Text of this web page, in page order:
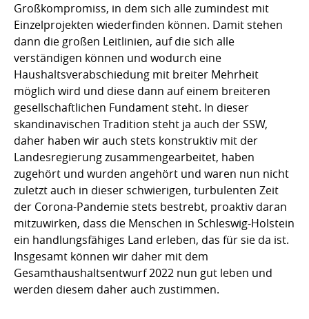
Großkompromiss, in dem sich alle zumindest mit
Einzelprojekten wiederfinden können. Damit stehen
dann die großen Leitlinien, auf die sich alle
verständigen können und wodurch eine
Haushaltsverabschiedung mit breiter Mehrheit
möglich wird und diese dann auf einem breiteren
gesellschaftlichen Fundament steht. In dieser
skandinavischen Tradition steht ja auch der SSW,
daher haben wir auch stets konstruktiv mit der
Landesregierung zusammengearbeitet, haben
zugehört und wurden angehört und waren nun nicht
zuletzt auch in dieser schwierigen, turbulenten Zeit
der Corona-Pandemie stets bestrebt, proaktiv daran
mitzuwirken, dass die Menschen in Schleswig-Holstein
ein handlungsfähiges Land erleben, das für sie da ist.
Insgesamt können wir daher mit dem
Gesamthaushaltsentwurf 2022 nun gut leben und
werden diesem daher auch zustimmen.